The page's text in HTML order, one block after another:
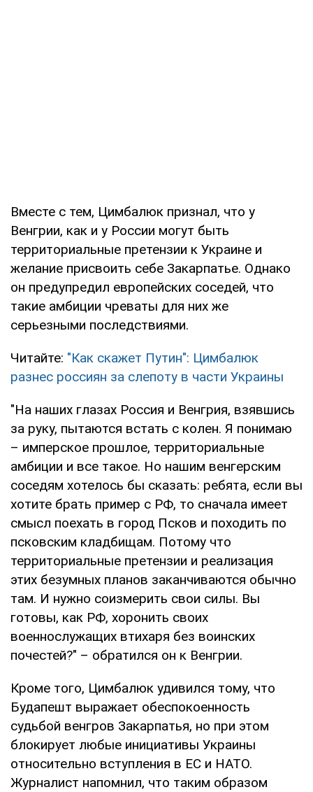
Вместе с тем, Цимбалюк признал, что у
Венгрии, как и у России могут быть
территориальные претензии к Украине и
желание присвоить себе Закарпатье. Однако
он предупредил европейских соседей, что
такие амбиции чреваты для них же
серьезными последствиями.
Читайте: "Как скажет Путин": Цимбалюк
разнес россиян за слепоту в части Украины
"На наших глазах Россия и Венгрия, взявшись
за руку, пытаются встать с колен. Я понимаю
– имперское прошлое, территориальные
амбиции и все такое. Но нашим венгерским
соседям хотелось бы сказать: ребята, если вы
хотите брать пример с РФ, то сначала имеет
смысл поехать в город Псков и походить по
псковским кладбищам. Потому что
территориальные претензии и реализация
этих безумных планов заканчиваются обычно
там. И нужно соизмерить свои силы. Вы
готовы, как РФ, хоронить своих
военнослужащих втихаря без воинских
почестей?" – обратился он к Венгрии.
Кроме того, Цимбалюк удивился тому, что
Будапешт выражает обеспокоенность
судьбой венгров Закарпатья, но при этом
блокирует любые инициативы Украины
относительно вступления в ЕС и НАТО.
Журналист напомнил, что таким образом